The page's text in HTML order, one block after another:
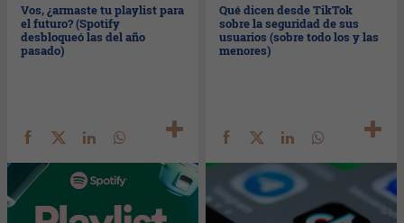
Vos, ¿armaste tu playlist para
el futuro? (Spotify
desbloqueó las del año
pasado)
Qué dicen desde TikTok
sobre la seguridad de sus
usuarios (sobre todo los y las
menores)